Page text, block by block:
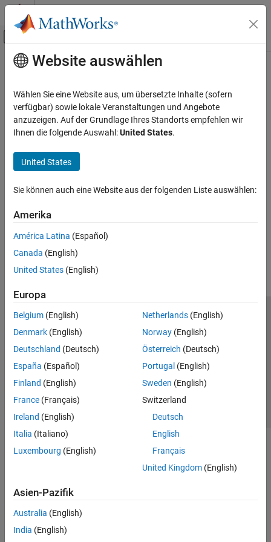
Weiter zum Inhalt
Umschaltung für Off-Canvas-
Startseite der Dokumentation
Hauptinhalt
How useful was this information?
Website auswählen
Wählen Sie eine Website aus, um übersetzte Inhalte (sofern
verfügbar) sowie lokale Veranstaltungen und Angebote
anzuzeigen. Auf der Grundlage Ihres Standorts empfehlen wir
Ihnen die folgende Auswahl:United States.
United States
Sie können auch eine Website aus der folgenden Liste auswählen:
Amerika
América Latina (Español)
Canada (English)
United States (English)
Europa
Belgium (English)
Denmark (English)
Deutschland (Deutsch)
España (Español)
Finland (English)
France (Français)
Ireland (English)
Italia (Italiano)
Luxembourg (English)
Netherlands(English)
Norway(English)
Österreich (Deutsch)
Portugal (English)
Sweden (English)
Switzerland
Deutsch
English
Français
United Kingdom(English)
Asien-Pazifik
Australia (English)
India (English)
Trust Center
Datenschutz-Richtlinien
Datendiebstahl verhindern
Status von Anwendungen
© 1994-2026 The MathWorks, Inc.
Website auswählen
Deutschland